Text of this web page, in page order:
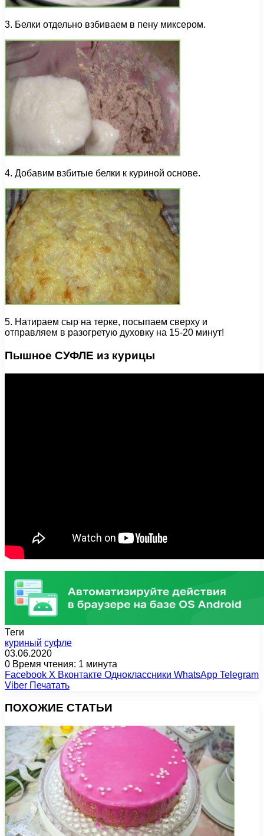
3. Белки отдельно взбиваем в пену миксером.
4. Добавим взбитые белки к куриной основе.
5. Натираем сыр на терке, посыпаем сверху и
отправляем в разогретую духовку на 15-20 минут!
Пышное СУФЛЕ из курицы
Теги
куриный суфле
03.06.2020
0 Время чтения: 1 минута
Facebook X Вконтакте Одноклассники WhatsApp Telegram
Viber Печатать
ПОХОЖИЕ СТАТЬИ